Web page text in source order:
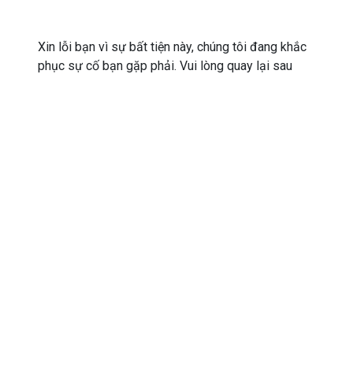
Xin lỗi bạn vì sự bất tiện này, chúng tôi đang khắc
phục sự cố bạn gặp phải. Vui lòng quay lại sau